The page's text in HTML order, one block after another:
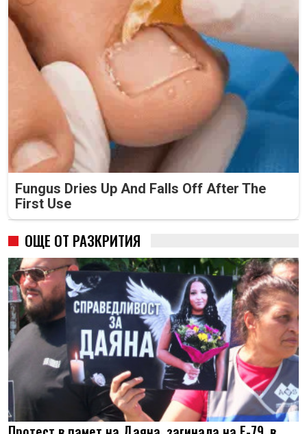
Fungus Dries Up And Falls Off After The
First Use
ОЩЕ ОТ РАЗКРИТИЯ